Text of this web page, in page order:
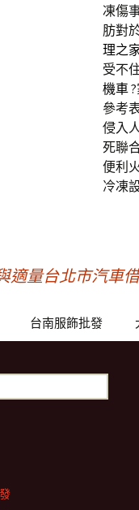
凍傷
肪對
理之
受不
機車
參考
侵入
死聯
便利
冷凍
適量台北市汽車
台南服飾批發